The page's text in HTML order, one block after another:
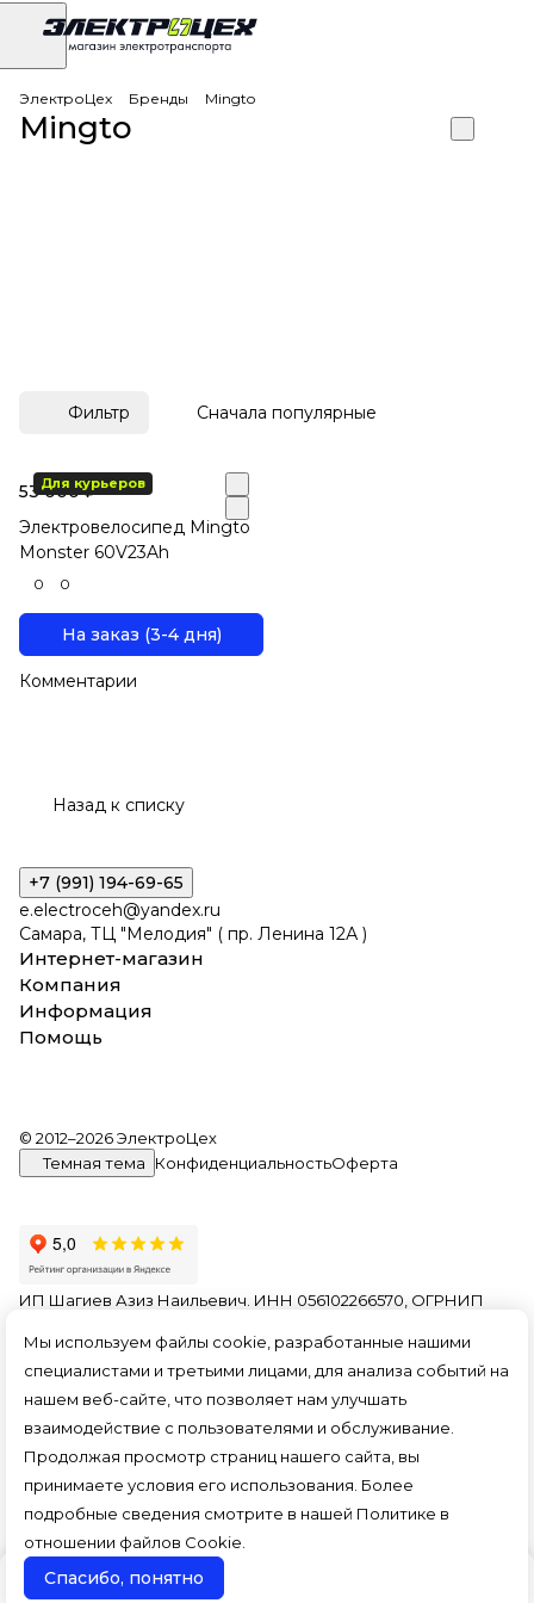
ЭлектроЦех Бренды Mingto
Mingto
Фильтр Сначала популярные
Для курьеров
53 000 ₽
Электровелосипед Mingto
Monster 60V23Ah
0 0
На заказ (3-4 дня)
Комментарии
Назад к списку
Мы используем файлы cookie, разработанные нашими
специалистами и третьими лицами, для анализа событий на
нашем веб-сайте, что позволяет нам улучшать
взаимодействие с пользователями и обслуживание.
Продолжая просмотр страниц нашего сайта, вы
принимаете условия его использования. Более
подробные сведения смотрите в нашей Политике в
отношении файлов Cookie
Спасибо, понятно
+7 (991) 194-69-65
e.electroceh@yandex.ru
Самара, ТЦ "Мелодия" ( пр. Ленина 12А )
Интернет-магазин
Компания
Информация
Помощь
© 2012–2026 ЭлектроЦех
Темная тема
КонфиденциальностьОферта
ИП Шагиев Азиз Наильевич. ИНН 056102266570, ОГРНИП
применяютсярекомендательные технологии.
Все ресурсы сайта electroceh.ru, включая (но не
ограничиваясь) текстовую, графическую, фотографическую
и видео информацию, структуру, дизайн и оформление
страниц, доменное имя, фирменное наименование
являются объектами авторского права и прав на
интеллектуальную собственность, защищены российским
законодательством и международными соглашениями об
охране авторских прав.
Читать далее